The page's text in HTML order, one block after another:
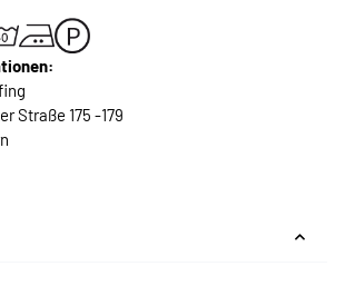
Straße 175 -179